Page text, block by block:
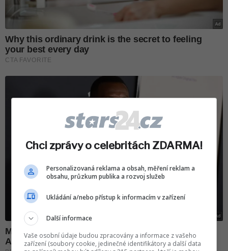
Chci zprávy o celebritách ZDARMA!
Personalizovaná reklama a obsah, měření reklam a
obsahu, průzkum publika a rozvoj služeb
Ukládání a/nebo přístup k informacím v zařízení
Další informace
Vaše osobní údaje budou zpracovány a informace z vašeho
zařízení (soubory cookie, jedinečné identifikátory a další data